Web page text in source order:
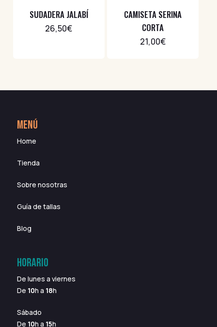
SUDADERA JALABÍ
26,50€
CAMISETA SERINA
CORTA
21,00€
MENÚ
Home
Tienda
Sobre nosotras
Guía de tallas
Blog
HORARIO
De lunes a viernes
De 10h a 18h
Sábado
De 10h a 15h